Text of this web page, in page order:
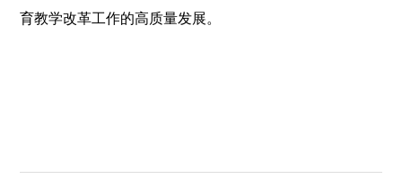
育教学改革工作的高质量发展。